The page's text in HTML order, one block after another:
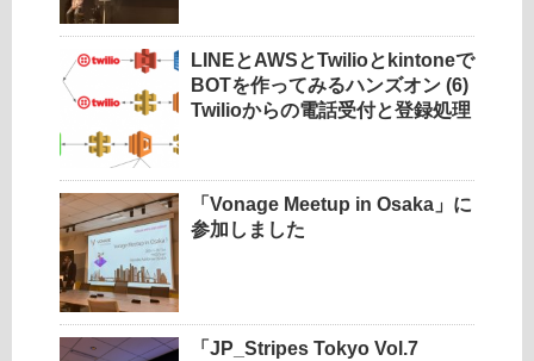
LINEとAWSとTwilioとkintoneで
BOTを作ってみるハンズオン (6)
Twilioからの電話受付と登録処理
「Vonage Meetup in Osaka」に
参加しました
「JP_Stripes Tokyo Vol.7